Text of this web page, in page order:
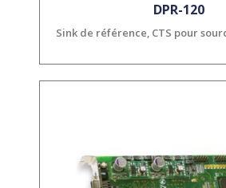
DPR-120
Sink de référence, CTS pour